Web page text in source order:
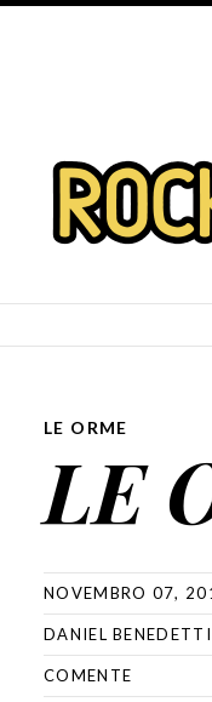
LE ORME
LE
NOVEMBRO 07,
DANIEL BENEDETTI
COMENTE